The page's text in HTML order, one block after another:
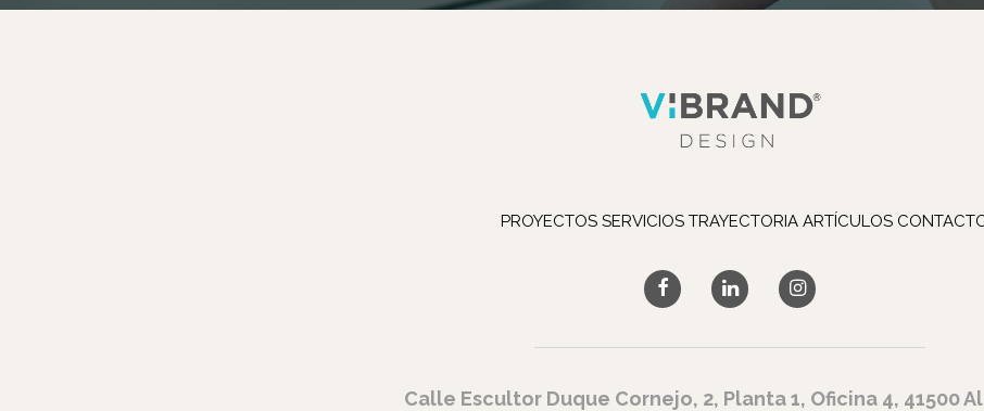
PROYECTOS SERVICIOS TRAYECTORIA ARTÍCULOS
Calle Escultor Duque Cornejo, 2, Planta 1, Oficina 4, 41500